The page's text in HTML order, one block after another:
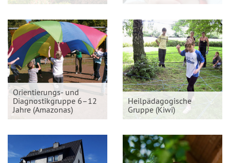
Orientierungs- und
Diagnostikgruppe 6–12
Jahre (Amazonas)
Heilpädagogische
Gruppe (Kiwi)